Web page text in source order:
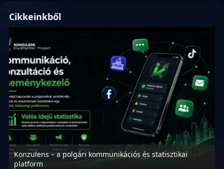
Cikkeinkből
Konzulens – a polgári kommunikációs és statisztikai
platform